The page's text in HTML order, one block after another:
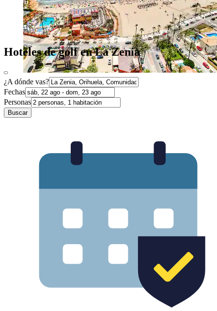
Hoteles de golf en La Zenia
¿A dónde vas?
Fechas
Personas
Buscar